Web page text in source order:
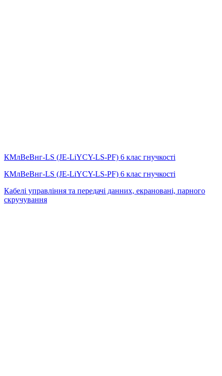
КМлВеВнг-LS (JE-LiYCY-LS-PF) 6 клас гнучкості
КМлВеВнг-LS (JE-LiYCY-LS-PF) 6 клас гнучкості
Кабелі управління та передачі данних, екрановані, парного
скручування